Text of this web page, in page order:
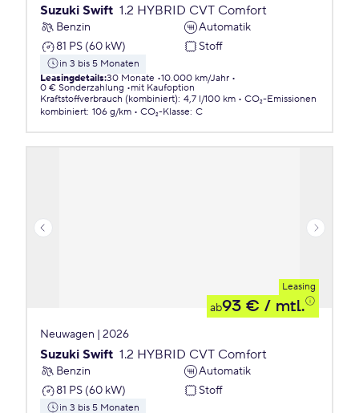
Suzuki Swift 1.2 HYBRID CVT Comfort
Benzin
Automatik
81 PS (60 kW)
Stoff
in 3 bis 5 Monaten
Leasingdetails:30 Monate 10.000 km/Jahr
0 € Sonderzahlung
mit Kaufoption
Kraftstoffverbrauch (kombiniert): 4,7 l/100 km
CO₂-Emissionen
kombiniert: 106 g/km CO₂-Klasse: C
Leasing
ab93 € / mtl.
Neuwagen | 2026
Suzuki Swift 1.2 HYBRID CVT Comfort
Benzin
Automatik
81 PS (60 kW)
Stoff
in 3 bis 5 Monaten